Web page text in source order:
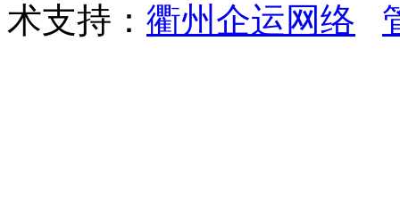
术支持： 衢州企运网络